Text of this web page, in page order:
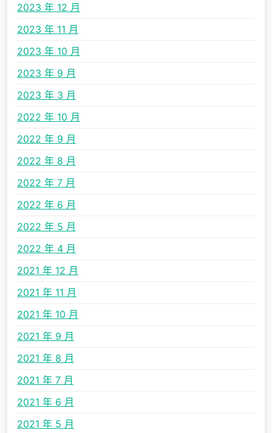
2023 年 12 月
2023 年 11 月
2023 年 10 月
2023 年 9 月
2023 年 3 月
2022 年 10 月
2022 年 9 月
2022 年 8 月
2022 年 7 月
2022 年 6 月
2022 年 5 月
2022 年 4 月
2021 年 12 月
2021 年 11 月
2021 年 10 月
2021 年 9 月
2021 年 8 月
2021 年 7 月
2021 年 6 月
2021 年 5 月